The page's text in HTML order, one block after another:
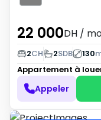
22 000DH /
2CH 2SDB 130
Appartement à
Appeler